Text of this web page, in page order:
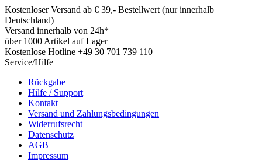
Kostenloser Versand ab € 39,- Bestellwert (nur innerhalb
Deutschland)
Versand innerhalb von 24h*
über 1000 Artikel auf Lager
Kostenlose Hotline +49 30 701 739 110
Service/Hilfe
Rückgabe
Hilfe / Support
Kontakt
Versand und Zahlungsbedingungen
Widerrufsrecht
Datenschutz
AGB
Impressum